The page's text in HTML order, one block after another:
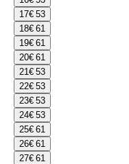
17€ 53
18€ 61
19€ 61
20€ 61
21€ 53
22€ 53
23€ 53
24€ 53
25€ 61
26€ 61
27€ 61